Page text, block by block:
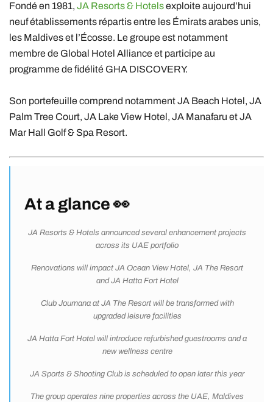
Fondé en 1981, JA Resorts & Hotelsexploite aujourd’hui
neuf établissements répartis entre les Émirats arabes unis,
les Maldives et l’Écosse. Le groupe est notamment
membre de Global Hotel Allianceet participe au
programme de fidélité GHA DISCOVERY.
Son portefeuille comprend notamment JA Beach Hotel, JA
Palm Tree Court, JA Lake View Hotel, JA Manafaru et JA
Mar Hall Golf & Spa Resort.
At a glance 👀
JA Resorts & Hotels announced several enhancement projects
across its UAE portfolio
Renovations will impact JA Ocean View Hotel, JA The Resort
and JA Hatta Fort Hotel
Club Joumana at JA The Resort will be transformed with
upgraded leisure facilities
JA Hatta Fort Hotel will introduce refurbished guestrooms and a
new wellness centre
JA Sports & Shooting Club is scheduled to open later this year
The group operates nine properties across the UAE, Maldives